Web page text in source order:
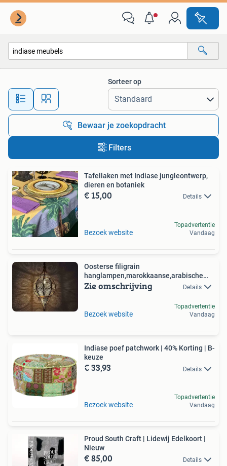
Alle afstanden…
Sorteer op
Bewaar je zoekopdracht
Filters
Tafellaken met Indiase jungleontwerp,
dieren en botaniek
€ 15,00 Details
Bezoek website
Topadvertentie
Vandaag
Oosterse filigrain
hanglampen,marokkaanse,arabische
sfeer
Zie omschrijving Details
Bezoek website
Topadvertentie
Vandaag
Indiase poef patchwork | 40% Korting | B-
keuze
€ 33,93 Details
Bezoek website
Topadvertentie
Vandaag
Proud South Craft | Lidewij Edelkoort |
Nieuw
€ 85,00 Details